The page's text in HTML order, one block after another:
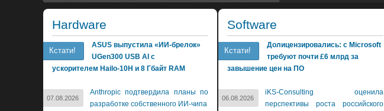
Hardware
Кстати!
ASUS выпустила «ИИ-брелок»
UGen300 USB AI с
ускорителем Hailo-10H и 8 Гбайт RAM
07.08.2026
Anthropic подтвердила планы по
разработке собственного ИИ-чипа
Software
Кстати!
Долицензировались: с Microsoft
требуют почти £6 млрд за
завышение цен на ПО
06.08.2026
iKS-Consulting оценила
перспективы роста российского